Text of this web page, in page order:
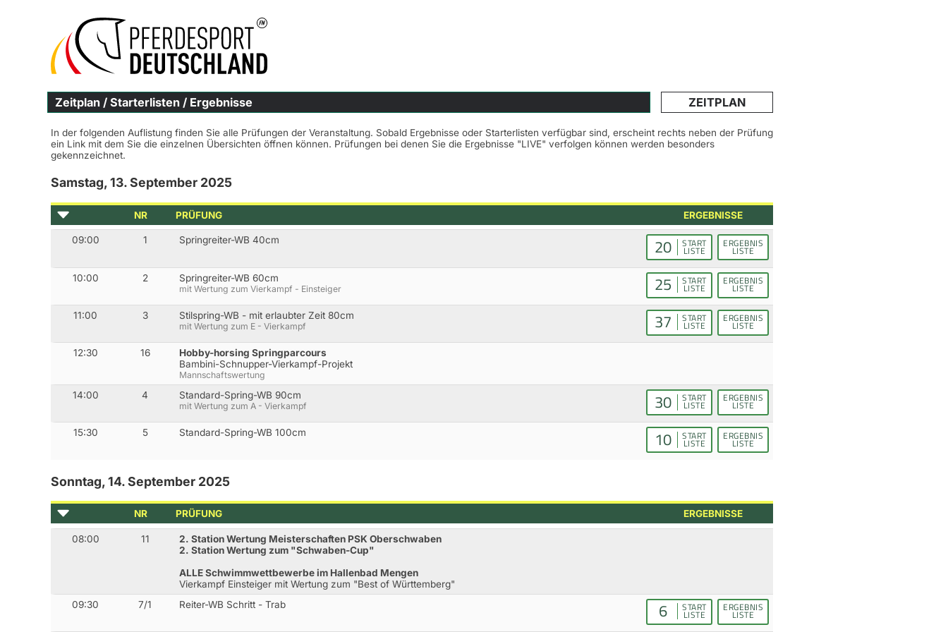
Zeitplan / Starterlisten / Ergebnisse ZEITPLAN
In der folgenden Auflistung finden Sie alle Prüfungen der Veranstaltung. Sobald Ergebnisse oder Starterlisten verfügbar sind, erscheint rechts neben der Prüfung
ein Link mit dem Sie die einzelnen Übersichten öffnen können. Prüfungen bei denen Sie die Ergebnisse "LIVE" verfolgen können werden besonders
gekennzeichnet.
Samstag, 13. September 2025
NR PRÜFUNG ERGEBNISSE
09:00 1 Springreiter-WB 40cm 20 START
LISTE
ERGEBNIS
LISTE
10:00 2 Springreiter-WB 60cm
mit Wertung zum Vierkampf - Einsteiger 25 START
LISTE
ERGEBNIS
LISTE
11:00 3 Stilspring-WB - mit erlaubter Zeit 80cm
mit Wertung zum E - Vierkampf 37 START
LISTE
ERGEBNIS
LISTE
12:30 16
Hobby-horsing Springparcours
Bambini-Schnupper-Vierkampf-Projekt
Mannschaftswertung
14:00 4 Standard-Spring-WB 90cm
mit Wertung zum A - Vierkampf 30 START
LISTE
ERGEBNIS
LISTE
15:30 5 Standard-Spring-WB 100cm 10 START
LISTE
ERGEBNIS
LISTE
Sonntag, 14. September 2025
NR PRÜFUNG ERGEBNISSE
08:00 11
2. Station Wertung Meisterschaften PSK Oberschwaben
2. Station Wertung zum "Schwaben-Cup"
ALLE Schwimmwettbewerbe im Hallenbad Mengen
Vierkampf Einsteiger mit Wertung zum "Best of Württemberg"
09:30
7/1 Reiter-WB Schritt - Trab 6 START
LISTE
ERGEBNIS
LISTE